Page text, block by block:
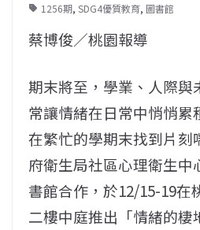
1256期, SDG4優質教育, 圖書館
蔡博俊／桃園報導
期末將至，學業、人際與
常讓情緒在日常中悄悄累
在繁忙的學期末找到片刻
府衛生局社區心理衛生中
書館合作，於12/15-19在
二樓中庭推出「情緒的